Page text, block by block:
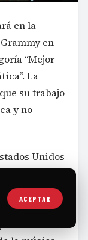
en la
en
“Mejor
La
su trabajo
y no
Unidos
requiriendo
significativa
ACEPTAR